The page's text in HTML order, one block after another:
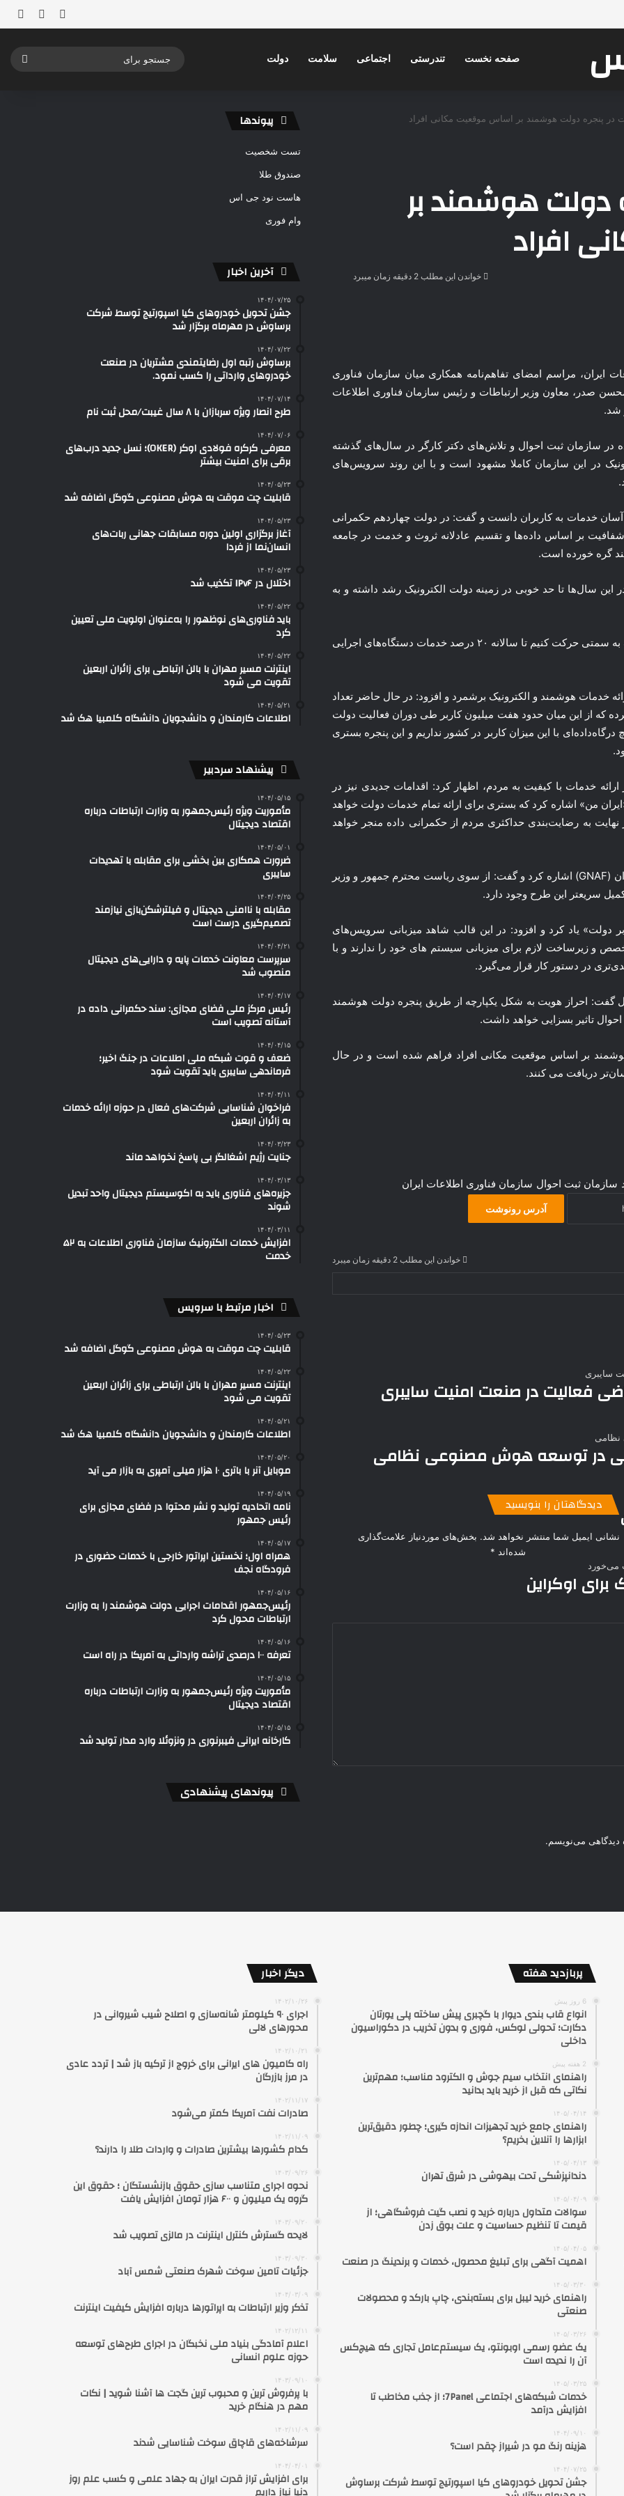
ورود نوشته
صفحه نخست تندرستی اجتماعی سلامت دولت
در پنجره دولت هوشمند بر اساس موقعیت مکانی افراد
دولت هوشمند بر
افراد
خواندن این مطلب 2 دقیقه زمان میبرد
ایران، مراسم امضای تفاهم‌نامه همکاری میان سازمان فناوری
صدر، معاون وزیر ارتباطات و رئیس سازمان فناوری اطلاعات
شد.
در سازمان ثبت احوال و تلاش‌های دکتر کارگر در سال‌های گذشته
در این سازمان کاملا مشهود است و با این روند سرویس‌های
آسان خدمات به کاربران دانست و گفت: در دولت چهاردهم حکمرانی
شفافیت بر اساس داده‌ها و تقسیم عادلانه ثروث و خدمت در جامعه
گره خورده است.
این سال‌ها تا حد خوبی در زمینه دولت الکترونیک رشد داشته و به
وی خاطر نشان شد: در واقع در برنامه هفتم تکلیف داریم که به سمتی حرکت کنیم تا سالانه ۲۰ درصد خدمات دستگاه‌های اجرایی
خدمات هوشمند و الکترونیک برشمرد و افزود: در حال حاضر تعداد
از ۶۲ میلیون نفر عبور کرده که از این میان حدود هفت میلیون کاربر طی دوران فعالیت دولت
با این میزان کاربر در کشور نداریم و این پنجره بستری
ارائه خدمات با کیفیت به مردم، اظهار کرد: اقدامات جدیدی نیز در
من» اشاره کرد که بستری برای ارائه تمام خدمات دولت خواهد
به رضایت‌بندی حداکثری مردم از حکمرانی داده منجر خواهد
وی همچنین به ارائه خدمات بر اساس موقعیت مکانی کاربران (GNAF) اشاره کرد و گفت: از سوی ریاست محترم جمهور و وزیر
سریعتر این طرح وجود دارد.
دولت» یاد کرد و افزود: در این قالب شاهد میزبانی سرویس‌های
و زیرساخت لازم برای میزبانی سیستم های خود را ندارند و با
در دستور کار قرار می‌گیرد.
گفت: احراز هویت به شکل یکپارچه از طریق پنجره دولت هوشمند
تاثیر بسزایی خواهد داشت.
بر اساس موقعیت مکانی افراد فراهم شده است و در حال
دریافت می کنند.
سازمان ثبت احوال سازمان فناوری اطلاعات ایران
آدرس رونوشت
خواندن این مطلب 2 دقیقه زمان میبرد
در توسعه هوش مصنوعی نظامی
برای اوکراین
دیدگاهتان را بنویسید
نشانی ایمیل شما منتشر نخواهد شد. بخش‌های موردنیاز علامت‌گذاری
شده‌اند *
دیدگاهی می‌نویسم.
پیوندها
تست شخصیت
صندوق طلا
هاست نود جی اس
وام فوری
آخرین اخبار
۱۴۰۴/۰۷/۲۵
جشن تحویل خودروهای کیا اسپورتیج توسط شرکت
برساوش در مهرماه برگزار شد
۱۴۰۴/۰۷/۲۲
برساوش رتبه اول رضایتمندی مشتریان در صنعت
خودروهای وارداتی را کسب نمود.
۱۴۰۴/۰۷/۱۴
طرح انصار ویژه سربازان با ۸ سال غیبت/محل ثبت نام
۱۴۰۴/۰۷/۰۶
معرفی کرکره فولادی اوکر (OKER)؛ نسل جدید درب‌های
برقی برای امنیت بیشتر
۱۴۰۴/۰۵/۲۳
قابلیت چت موقت به هوش مصنوعی گوگل اضافه شد
۱۴۰۴/۰۵/۲۳
آغاز برگزاری اولین دوره مسابقات جهانی ربات‌های
انسان‌نما از فردا
۱۴۰۴/۰۵/۲۳
اختلال در IPv۶ تکذیب شد
۱۴۰۴/۰۵/۲۲
باید فناوری‌های نوظهور را به‌عنوان اولویت ملی تعیین
کرد
۱۴۰۴/۰۵/۲۲
اینترنت مسیر مهران با بالن ارتباطی برای زائران اربعین
تقویت می شود
۱۴۰۴/۰۵/۲۱
اطلاعات کارمندان و دانشجویان دانشگاه کلمبیا هک شد
پیشنهاد سردبیر
۱۴۰۴/۰۵/۱۵
مأموریت ویژه رئیس‌جمهور به وزارت ارتباطات درباره
اقتصاد دیجیتال
۱۴۰۴/۰۵/۰۱
ضرورت همکاری بین بخشی برای مقابله با تهدیدات
سایبری
۱۴۰۴/۰۴/۲۵
مقابله با ناامنی دیجیتال و فیلترشکن‌بازی نیازمند
تصمیم‌گیری درست است
۱۴۰۴/۰۴/۲۱
سرپرست معاونت خدمات پایه و دارایی‌های ‌دیجیتال
منصوب شد
۱۴۰۴/۰۴/۱۷
رئیس مرکز ملی فضای مجازی: سند حکمرانی داده در
آستانه تصویب است
۱۴۰۴/۰۴/۱۵
ضعف و قوت شبکه ملی اطلاعات در جنگ اخیر؛
فرماندهی سایبری باید تقویت شود
۱۴۰۴/۰۴/۱۱
فراخوان شناسایی شرکت‌های فعال در حوزه ارائه خدمات
به زائران اربعین
۱۴۰۴/۰۳/۲۳
جنایت رژیم اشغالگر بی پاسخ نخواهد ماند
۱۴۰۴/۰۳/۱۳
جزیره‌های فناوری باید به اکوسیستم دیجیتال واحد تبدیل
شوند
۱۴۰۴/۰۳/۱۱
افزایش خدمات الکترونیک سازمان فناوری اطلاعات به ۵۲
خدمت
اخبار مرتبط با سرویس
۱۴۰۴/۰۵/۲۳
قابلیت چت موقت به هوش مصنوعی گوگل اضافه شد
۱۴۰۴/۰۵/۲۲
اینترنت مسیر مهران با بالن ارتباطی برای زائران اربعین
تقویت می شود
۱۴۰۴/۰۵/۲۱
اطلاعات کارمندان و دانشجویان دانشگاه کلمبیا هک شد
۱۴۰۴/۰۵/۲۰
موبایل آنر با باتری ۱۰ هزار میلی آمپری به بازار می آید
۱۴۰۴/۰۵/۱۹
نامه اتحادیه تولید و نشر محتوا در فضای مجازی برای
رئیس جمهور
۱۴۰۴/۰۵/۱۷
همراه اول؛ نخستین اپراتور خارجی با خدمات حضوری در
فرودگاه نجف
۱۴۰۴/۰۵/۱۶
رئیس‌جمهور اقدامات اجرایی دولت هوشمند را به وزارت
ارتباطات محول کرد
۱۴۰۴/۰۵/۱۶
تعرفه ۱۰۰ درصدی تراشه وارداتی به آمریکا در راه است
۱۴۰۴/۰۵/۱۵
مأموریت ویژه رئیس‌جمهور به وزارت ارتباطات درباره
اقتصاد دیجیتال
۱۴۰۴/۰۵/۱۵
کارخانه ایرانی فیبرنوری در ونزوئلا وارد مدار تولید شد
پیوندهای پیشنهادی
پربازدید هفته
6 روز پیش
انواع قاب بندی دیوار با گچبری پیش ساخته پلی یورتان
دکارت؛ تحولی لوکس، فوری و بدون تخریب در دکوراسیون
داخلی
2 هفته پیش
راهنمای انتخاب سیم جوش و الکترود مناسب؛ مهم‌ترین
نکاتی که قبل از خرید باید بدانید
۱۴۰۵/۰۴/۱۴
راهنمای جامع خرید تجهیزات اندازه گیری؛ چطور دقیق‌ترین
ابزارها را آنلاین بخریم؟
۱۴۰۵/۰۴/۱۳
دندانپزشکی تحت بیهوشی در شرق تهران
۱۴۰۵/۰۴/۰۹
سوالات متداول درباره خرید و نصب گیت فروشگاهی؛ از
قیمت تا تنظیم حساسیت و علت بوق زدن
۱۴۰۵/۰۴/۰۵
اهمیت آگهی برای تبلیغ محصول، خدمات و برندینگ در صنعت
۱۴۰۵/۰۳/۳۰
راهنمای خرید لیبل برای بسته‌بندی، چاپ بارکد و محصولات
صنعتی
۱۴۰۵/۰۳/۲۶
یک عضو رسمی اوبونتو، یک سیستم‌عامل تجاری که هیچ‌کس
آن را ندیده است
۱۴۰۵/۰۳/۲۵
خدمات شبکه‌های اجتماعی 7Panel؛ از جذب مخاطب تا
افزایش درآمد
۱۴۰۴/۰۹/۱۰
هزینه رنگ مو در شیراز چقدر است؟
۱۴۰۴/۰۷/۲۵
جشن تحویل خودروهای کیا اسپورتیج توسط شرکت برساوش
دیگر اخبار
۱۴۰۲/۱۰/۲۶
اجرای ۹۰ کیلومتر شانه‌سازی و اصلاح شیب شیروانی در
محورهای لالی
۱۴۰۲/۱۰/۲۱
راه کامیون‌ های ایرانی برای خروج از ترکیه باز شد | تردد عادی
در مرز بازرگان
۱۴۰۲/۱۱/۱۷
صادرات نفت آمریکا کمتر می‌شود
۱۴۰۲/۱۱/۰۹
کدام کشورها بیشترین صادرات و واردات طلا را دارند؟
۱۴۰۳/۰۹/۲۶
نحوه اجرای متناسب سازی حقوق بازنشستگان ؛ حقوق این
گروه یک میلیون و ۶۰۰ هزار تومان افزایش یافت
۱۴۰۳/۰۹/۲۰
لایحه گسترش کنترل اینترنت در مالزی تصویب شد
۱۴۰۳/۰۹/۳۰
جزئیات تامین سوخت شهرک صنعتی شمس آباد
۱۴۰۴/۰۳/۰۹
تذکر وزیر ارتباطات به اپراتورها درباره افزایش کیفیت اینترنت
۱۴۰۲/۱۲/۱۱
اعلام آمادگی بنیاد ملی نخبگان در اجرای طرح‌های توسعه
حوزه علوم انسانی
۱۴۰۳/۰۹/۱۰
با پرفروش‌ ترین و محبوب‌ ترین گجت‌ ها آشنا شوید | نکات
مهم در هنگام خرید
۱۴۰۲/۱۱/۰۹
سرشاخه‌های قاچاق سوخت شناسایی شدند
۱۴۰۴/۰۴/۰۱
برای افزایش تراز قدرت ایران به جهاد علمی و کسب علم روز